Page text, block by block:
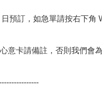
預訂，如急單請按右下角
意卡請備註，否則我們會